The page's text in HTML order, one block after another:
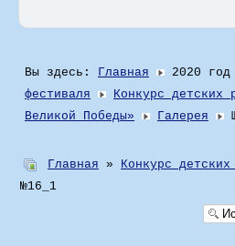
Вы здесь: Главная 2020 год
фестиваля
Конкурс детских
Великой Победы»
Галерея
Главная » Конкурс детских
№16_1